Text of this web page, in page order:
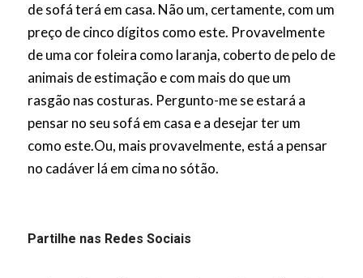
de sofá terá em casa. Não um, certamente, com um
preço de cinco dígitos como este. Provavelmente
de uma cor foleira como laranja, coberto de pelo de
animais de estimação e com mais do que um
rasgão nas costuras. Pergunto-me se estará a
pensar no seu sofá em casa e a desejar ter um
como este.Ou, mais provavelmente, está a pensar
no cadáver lá em cima no sótão.
Partilhe nas Redes Sociais